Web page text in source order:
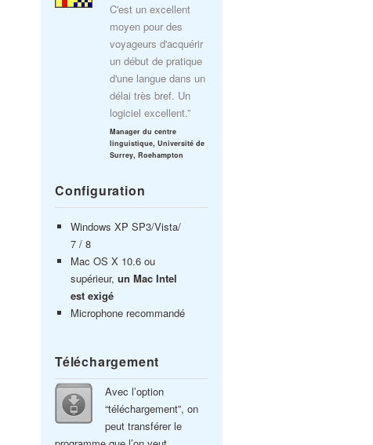
C'est un excellent
moyen pour des
voyageurs d'acquérir
un début de pratique
d'une langue dans un
délai très bref. Un
logiciel excellent.”
Manager du centre
linguistique, Université de
Surrey, Roehampton
Configuration
Windows XP SP3/Vista/
7 / 8
Mac OS X 10.6 ou
supérieur, un Mac Intel
est exigé
Microphone recommandé
Téléchargement
Avec l’option
“téléchargement”, on
peut transférer le